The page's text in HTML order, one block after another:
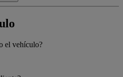
el vehículo?